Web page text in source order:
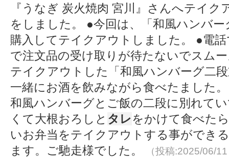
『うなぎ 炭火焼肉 宮川』さんへテイ
をしました。 ●今回は、「和風ハンバ
購入してテイクアウトしました。 ●電
で注文品の受け取りが待たないでスム
テイクアウトした「和風ハンバーグ二
一緒にお酒を飲みながら食べたました
和風ハンバーグとご飯の二段に別れて
くて大根おろしと タレをかけて食べた
いお弁当をテイクアウトする事ができ
ます。ご馳走様でした。
（投稿:2025/06/